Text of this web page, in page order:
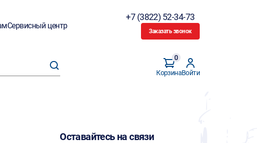
Сервисный центр
+7 (3822) 52-34-73
Заказать звонок
Корзина
0
Войти
Оставайтесь на связи